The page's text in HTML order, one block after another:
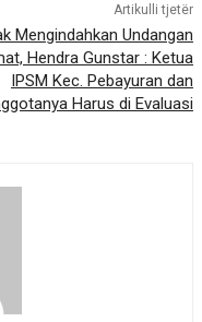
Artikulli tjetër
Mengindahkan Undangan
Hendra Gunstar : Ketua
IPSM Kec. Pebayuran dan
Harus di Evaluasi